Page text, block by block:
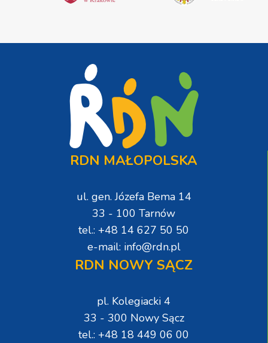
RDN MAŁOPOLSKA
ul. gen. Józefa Bema 14
33 - 100 Tarnów
tel.: +48 14 627 50 50
e-mail: info@rdn.pl
RDN NOWY SĄCZ
pl. Kolegiacki 4
33 - 300 Nowy Sącz
tel.: +48 18 449 06 00